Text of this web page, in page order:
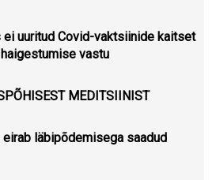
uuritud Covid-vaktsiinide kaitset
vastu
MEDITSIINIST
eirab läbipõdemisega saadud